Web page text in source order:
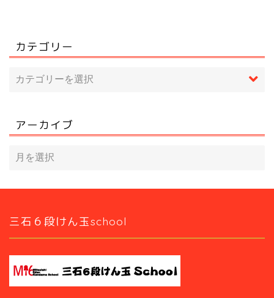
カテゴリー
アーカイブ
三石６段けん玉school